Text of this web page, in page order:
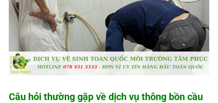
Câu hỏi thường gặp về dịch vụ thông bồn cầu